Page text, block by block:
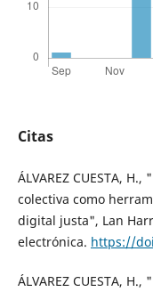
Citas
ÁLVAREZ CUESTA,
colectiva como
digital justa", Lan
electrónica. https://
ÁLVAREZ CUESTA,